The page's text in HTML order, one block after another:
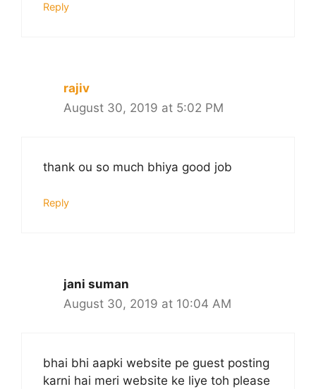
Reply
rajiv
August 30, 2019 at 5:02 PM
thank ou so much bhiya good job
Reply
jani suman
August 30, 2019 at 10:04 AM
bhai bhi aapki website pe guest posting
karni hai meri website ke liye toh please